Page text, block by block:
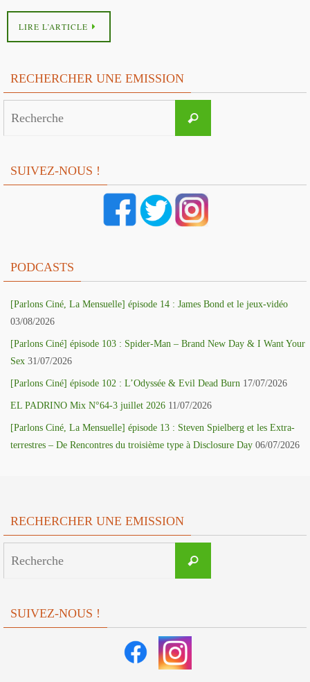
LIRE L’ARTICLE
RECHERCHER UNE EMISSION
Recherche
SUIVEZ-NOUS !
PODCASTS
[Parlons Ciné, La Mensuelle] épisode 14 : James Bond et le jeux-vidéo
03/08/2026
[Parlons Ciné] épisode 103 : Spider-Man – Brand New Day & I Want Your
Sex 31/07/2026
[Parlons Ciné] épisode 102 : L’Odyssée & Evil Dead Burn 17/07/2026
EL PADRINO Mix N°64-3 juillet 2026 11/07/2026
[Parlons Ciné, La Mensuelle] épisode 13 : Steven Spielberg et les Extra-
terrestres – De Rencontres du troisième type à Disclosure Day 06/07/2026
RECHERCHER UNE EMISSION
Recherche
SUIVEZ-NOUS !